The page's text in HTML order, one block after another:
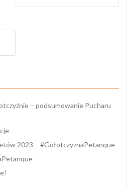
– podsumowanie Pucharu
2023 – #GołotczyznaPetanque